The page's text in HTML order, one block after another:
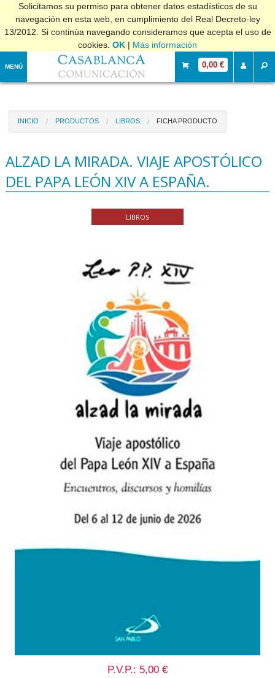
Solicitamos su permiso para obtener datos estadísticos de su
navegación en esta web, en cumplimiento del Real Decreto-ley
13/2012. Si continúa navegando consideramos que acepta el uso de
cookies. OK | Más información
MENÚ 0,00 €
INICIO PRODUCTOS LIBROS FICHA PRODUCTO
ALZAD LA MIRADA. VIAJE APOSTÓLICO
DEL PAPA LEÓN XIV A ESPAÑA.
LIBROS
P.V.P.: 5,00 €